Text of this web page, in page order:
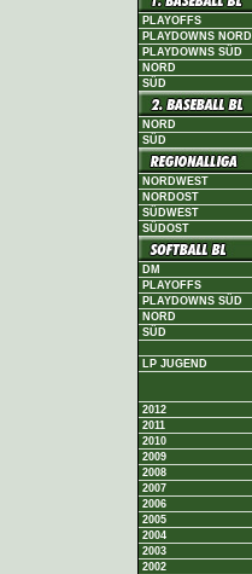
PLAYOFFS
PLAYDOWNS NORD
PLAYDOWNS SÜD
NORD
SÜD
NORD
SÜD
NORDWEST
NORDOST
SÜDWEST
SÜDOST
DM
PLAYOFFS
PLAYDOWNS SÜD
NORD
SÜD
LP JUGEND
2012
2011
2010
2009
2008
2007
2006
2005
2004
2003
2002